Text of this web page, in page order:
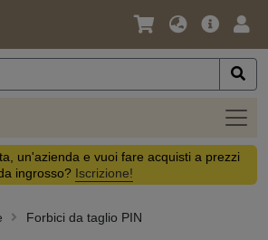
Lingua
Valuta
Offerta
un'azienda e vuoi fare acquisti a prezzi
ingrosso? Iscrizione!
Forbici da taglio PIN